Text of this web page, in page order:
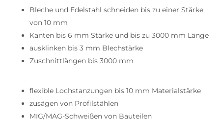
Bleche und Edelstahl schneiden bis zu einer Stärke
von 10 mm
Kanten bis 6 mm Stärke und bis zu 3000 mm Länge
ausklinken bis 3 mm Blechstärke
Zuschnittlängen bis 3000 mm
flexible Lochstanzungen bis 10 mm Materialstärke
zusägen von Profilstählen
MIG/MAG-Schweißen von Bauteilen